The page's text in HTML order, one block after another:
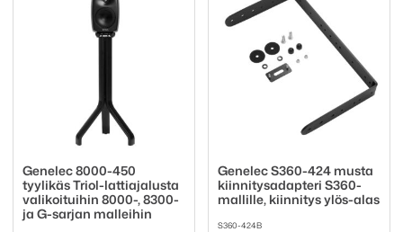
Genelec 8000-450
tyylikäs Triol-lattiajalusta
valikoituihin 8000-, 8300-
ja G-sarjan malleihin
Genelec S360-424 musta
kiinnitysadapteri S360-
mallille, kiinnitys ylös-alas
S360-424B